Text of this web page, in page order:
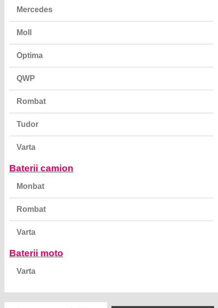
Mercedes
Moll
Optima
QWP
Rombat
Tudor
Varta
Baterii camion
Monbat
Rombat
Varta
Baterii moto
Varta